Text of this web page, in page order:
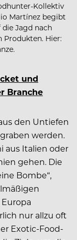
Kollektiv
Martínez begibt
Jagd nach
Produkten. Hier:
und
Branche
den Untiefen
werden.
aus Italien oder
gehen. Die
Bombe“,
nur allzu oft
Exotic-Food-